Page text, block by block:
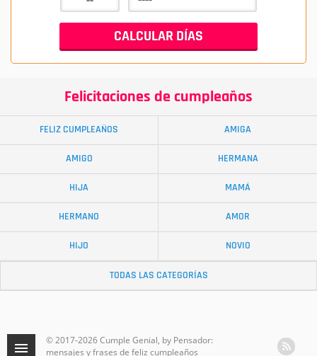
Felicitaciones de cumpleaños
FELIZ CUMPLEAÑOS AMIGA
AMIGO HERMANA
HIJA MAMÁ
HERMANO AMOR
HIJO NOVIO
TODAS LAS CATEGORÍAS
© 2017-2026 Cumple Genial, by Pensador:
mensajes y frases de feliz cumpleaños